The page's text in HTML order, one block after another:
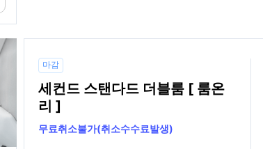
마감
세컨드 스탠다드 더블룸 [ 룸온
리 ]
무료취소불가(취소수수료발생)